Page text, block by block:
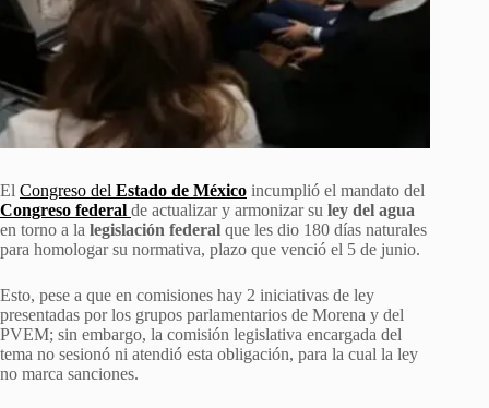
El Congreso del Estado de México incumplió el mandato del
Congreso federal de actualizar y armonizar su ley del agua
en torno a la legislación federal que les dio 180 días naturales
para homologar su normativa, plazo que venció el 5 de junio.
Esto, pese a que en comisiones hay 2 iniciativas de ley
presentadas por los grupos parlamentarios de Morena y del
PVEM; sin embargo, la comisión legislativa encargada del
tema no sesionó ni atendió esta obligación, para la cual la ley
no marca sanciones.